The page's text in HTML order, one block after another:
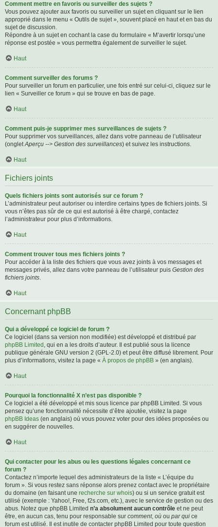
Comment mettre en favoris ou surveiller des sujets ?
Vous pouvez ajouter aux favoris ou surveiller un sujet en cliquant sur le lien
approprié dans le menu « Outils de sujet », souvent placé en haut et en bas du
sujet de discussion.
Répondre à un sujet en cochant la case du formulaire « M’avertir lorsqu’une
réponse est postée » vous permettra également de surveiller le sujet.
Haut
Comment surveiller des forums ?
Pour surveiller un forum en particulier, une fois entré sur celui-ci, cliquez sur le
lien « Surveiller ce forum » qui se trouve en bas de page.
Haut
Comment puis-je supprimer mes surveillances de sujets ?
Pour supprimer vos surveillances, allez dans votre panneau de l’utilisateur
(ongletAperçu --> Gestion des surveillances) et suivez les instructions.
Haut
Fichiers joints
Quels fichiers joints sont autorisés sur ce forum ?
L’administrateur peut autoriser ou interdire certains types de fichiers joints. Si
vous n’êtes pas sûr de ce qui est autorisé à être chargé, contactez
l’administrateur pour plus d’informations.
Haut
Comment trouver tous mes fichiers joints ?
Pour accéder à la liste des fichiers que vous avez joints à vos messages et
messages privés, allez dans votre panneau de l’utilisateur puis Gestion des
fichiers joints.
Haut
Concernant phpBB
Qui a développé ce logiciel de forum ?
Ce logiciel (dans sa version non modifiée) est développé et distribué par
phpBB Limited , qui en a les droits d’auteur. Il est publié sous la licence
publique générale GNU version 2 (GPL-2.0) et peut être diffusé librement. Pour
plus d’informations, visitez la page « À propos de phpBB » (en anglais).
Haut
Pourquoi la fonctionnalité X n’est pas disponible ?
Ce logiciel a été développé et mis sous licence par phpBB Limited. Si vous
pensez qu’une fonctionnalité nécessite d’être ajoutée, visitez la page
phpBB Ideas (en anglais) où vous pouvez voter pour des idées proposées ou
en suggérer de nouvelles.
Haut
Qui contacter pour les abus ou les questions légales concernant ce
forum ?
Contactez n’importe lequel des administrateurs de la liste « L’équipe du
forum ». Si vous restez sans réponse alors prenez contact avec le propriétaire
du domaine (en faisant une recherche sur whois) ou si un service gratuit est
utilisé (exemple : Yahoo!, Free, f2s.com, etc.), avec le service de gestion ou des
abus. Notez que phpBB Limited n’a absolument aucun contrôle et ne peut
être, en aucun cas, tenu pour responsable sur comment, où ou par qui ce
forum est utilisé. Il est inutile de contacter phpBB Limited pour toute question